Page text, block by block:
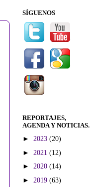
SÍGUENOS
REPORTAJES,
AGENDA Y NOTICIAS.
► 2023 (20)
► 2021 (12)
► 2020 (14)
► 2019 (63)